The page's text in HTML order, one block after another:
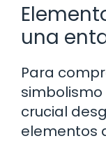
una
Para
crucial
elementos